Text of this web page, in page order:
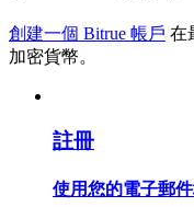
合約資訊
包含交易情況等的
創建一個 Bitrue 帳戶 在
加密貨幣。
註冊
使用您的電子郵